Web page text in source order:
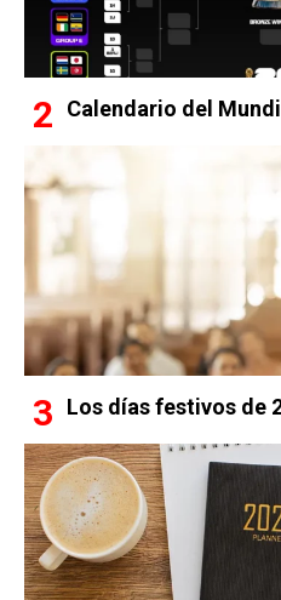
Calendario del
Los días festivos de